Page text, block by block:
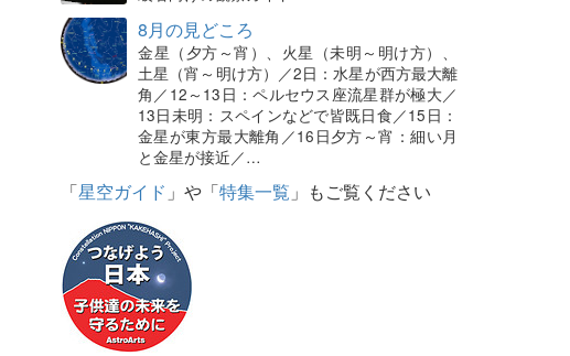
8月の見どころ
金星（夕方～宵）、火星（未明～明け方）、
土星（宵～明け方）／2日：水星が西方最大離
角／12～13日：ペルセウス座流星群が極大／
13日未明：スペインなどで皆既日食／15日：
金星が東方最大離角／16日夕方～宵：細い月
と金星が接近／…
「星空ガイド 」や「特集一覧 」もご覧ください